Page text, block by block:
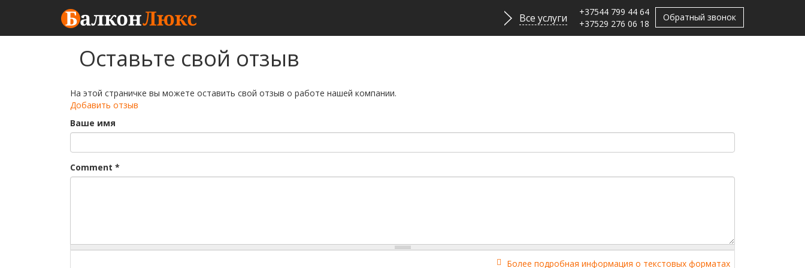
Обратный звонок
+37544 799 44 64
+37529 276 06 18
Все услуги
Оставьте свой отзыв
На этой страничке вы можете оставить свой отзыв о работе нашей компании.
Добавить отзыв
Ваше имя
Comment *
Более подробная информация о текстовых форматах